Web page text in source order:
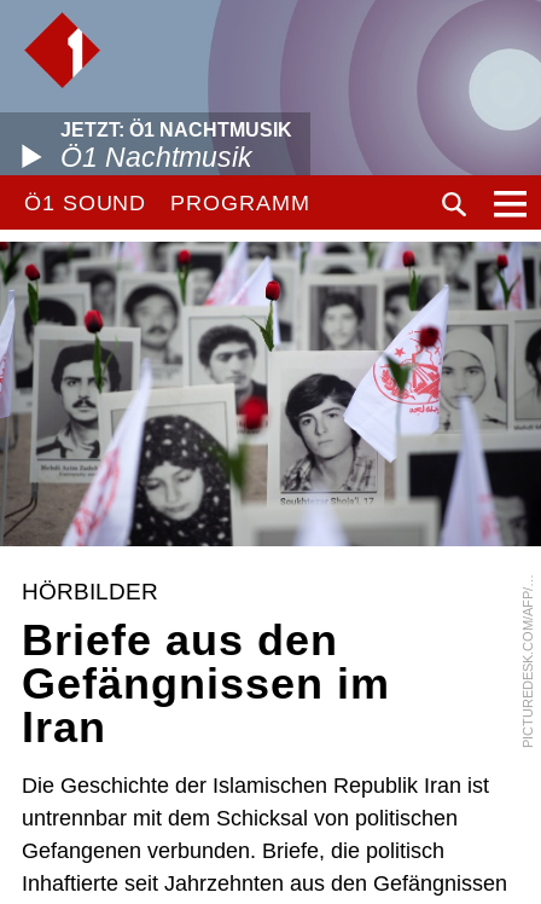
JETZT: Ö1 NACHTMUSIK
Ö1 Nachtmusik
Ö1 SOUND PROGRAMM
P
I
C
T
U
R
E
D
E
S
K
.
C
O
M
/
A
F
P
/
E
R
I
C
F
E
F
E
R
B
E
R
G
HÖRBILDER
Briefe aus den
Gefängnissen im
Iran
Die Geschichte der Islamischen Republik Iran ist
untrennbar mit dem Schicksal von politischen
Gefangenen verbunden. Briefe, die politisch
Inhaftierte seit Jahrzehnten aus den Gefängnissen